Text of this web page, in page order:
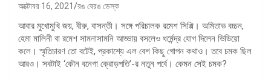
অক্টোবর 16, 2021 রঙ বেরঙ ডেস্ক
আবার মুখোমুখি জয়, বীরু, বাসন্তী। সঙ্গে পরিচালক রমেশ সিপ্পি। অমিতাভ বচ্চন,
হেমা মালিনী বা রমেশ সামনাসামনি আড্ডায় বসলেও ধর্মেন্দ্র যোগ দিলেন ভিডিয়ো
কলে। স্মৃতিচারণ তো বটেই, প্রকাশ্যে এল বেশ কিছু গোপন কথাও। তবে চমক ছিল
আরও। সবটাই ‘কৌন বনেগা ক্রোড়পতি’-র নতুন পর্বে। কেমন সেই চমক?